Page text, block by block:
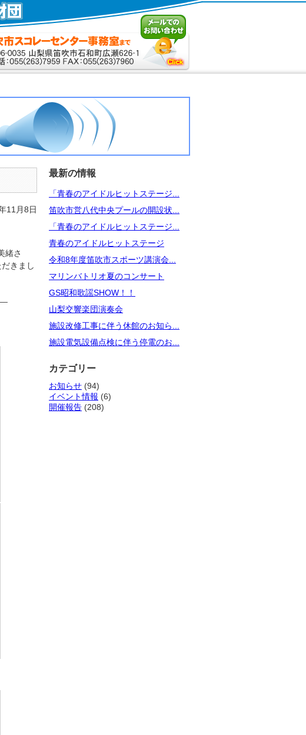
11月8日
緒さ
きまし
最新の情報
「青春のアイドルヒットステージ...
笛吹市営八代中央プールの開設状...
「青春のアイドルヒットステージ...
青春のアイドルヒットステージ
令和8年度笛吹市スポーツ講演会...
マリンバトリオ夏のコンサート
GS昭和歌謡SHOW！！
山梨交響楽団演奏会
施設改修工事に伴う休館のお知ら...
施設電気設備点検に伴う停電のお...
カテゴリー
お知らせ (94)
イベント情報 (6)
開催報告 (208)